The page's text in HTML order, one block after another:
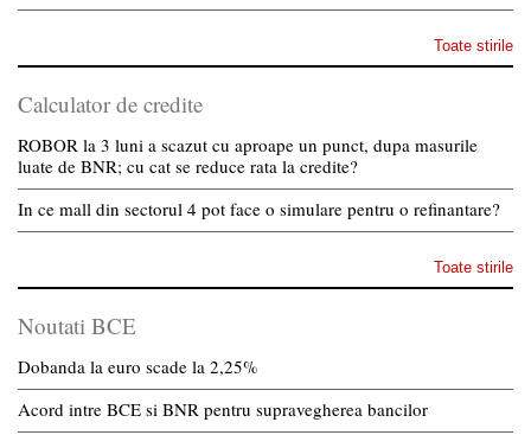
Toate stirile
Calculator de credite
ROBOR la 3 luni a scazut cu aproape un punct, dupa masurile
luate de BNR; cu cat se reduce rata la credite?
In ce mall din sectorul 4 pot face o simulare pentru o refinantare?
Toate stirile
Noutati BCE
Dobanda la euro scade la 2,25%
Acord intre BCE si BNR pentru supravegherea bancilor